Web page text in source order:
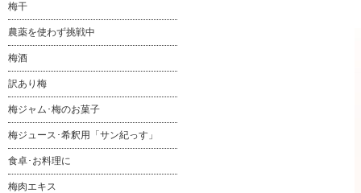
梅干
農薬を使わず挑戦中
梅酒
訳あり梅
梅ジャム･梅のお菓子
梅ジュース･希釈用「サン紀っす」
食卓･お料理に
梅肉エキス